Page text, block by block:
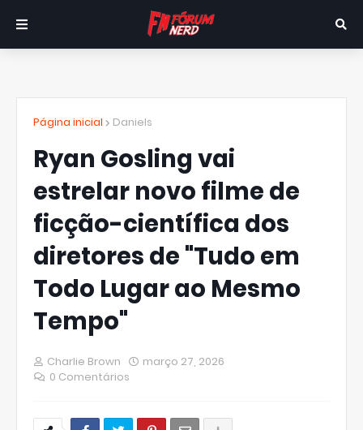
Página inicial Daniels
Ryan Gosling vai
estrelar novo filme de
ficção-científica dos
diretores de "Tudo em
Todo Lugar ao Mesmo
Tempo"
Charlie Brown
março 27, 2026
0 Comentários